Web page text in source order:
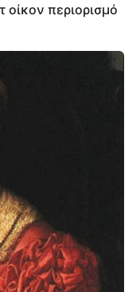
οίκον περιορισμό